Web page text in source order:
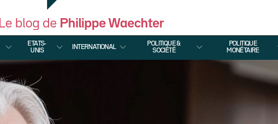
Le blog de Philippe Waechter
ETATS-
UNIS
INTERNATIONAL
POLITIQUE &
SOCIÉTÉ
POLITIQUE
MONÉTAIRE